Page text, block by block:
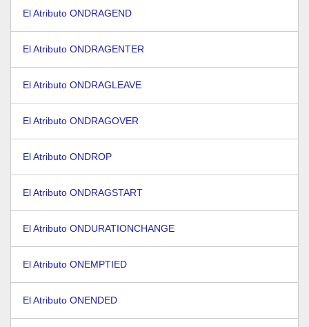
El Atributo ONDRAGEND
El Atributo ONDRAGENTER
El Atributo ONDRAGLEAVE
El Atributo ONDRAGOVER
El Atributo ONDROP
El Atributo ONDRAGSTART
El Atributo ONDURATIONCHANGE
El Atributo ONEMPTIED
El Atributo ONENDED